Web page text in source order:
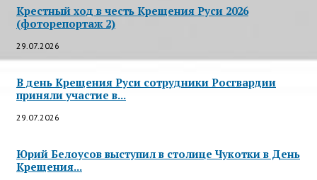
Крестный ход в честь Крещения Руси 2026
(фоторепортаж 2)
29.07.2026
В день Крещения Руси сотрудники Росгвардии
приняли участие в...
29.07.2026
Юрий Белоусов выступил в столице Чукотки в День
Крещения...